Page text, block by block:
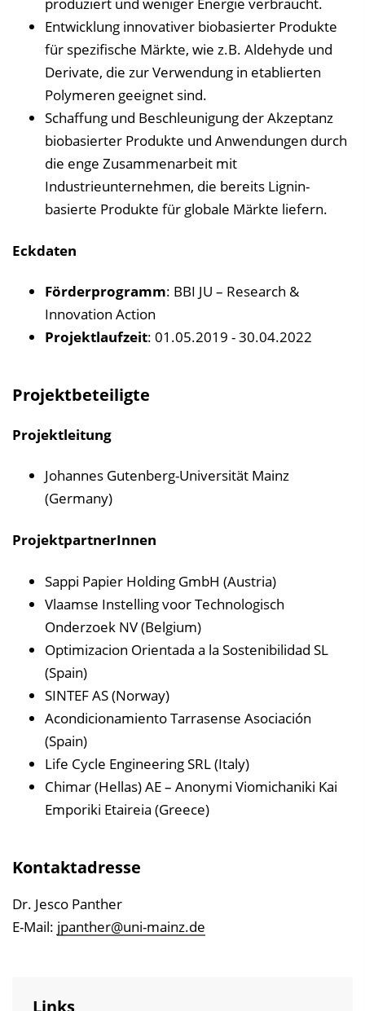
Entwicklung innovativer biobasierter Produkte
für spezifische Märkte, wie z.B. Aldehyde und
Derivate, die zur Verwendung in etablierten
Polymeren geeignet sind.
Schaffung und Beschleunigung der Akzeptanz
biobasierter Produkte und Anwendungen durch
die enge Zusammenarbeit mit
Industrieunternehmen, die bereits Lignin-
basierte Produkte für globale Märkte liefern.
Eckdaten
Förderprogramm: BBI JU – Research &
Innovation Action
Projektlaufzeit: 01.05.2019 - 30.04.2022
Projektbeteiligte
Projektleitung
Johannes Gutenberg-Universität Mainz
(Germany)
ProjektpartnerInnen
Sappi Papier Holding GmbH (Austria)
Vlaamse Instelling voor Technologisch
Onderzoek NV (Belgium)
Optimizacion Orientada a la Sostenibilidad SL
(Spain)
SINTEF AS (Norway)
Acondicionamiento Tarrasense Asociación
(Spain)
Life Cycle Engineering SRL (Italy)
Chimar (Hellas) AE – Anonymi Viomichaniki Kai
Emporiki Etaireia (Greece)
Kontaktadresse
Dr. Jesco Panther
E-Mail: jpanther@uni-mainz.de
Links